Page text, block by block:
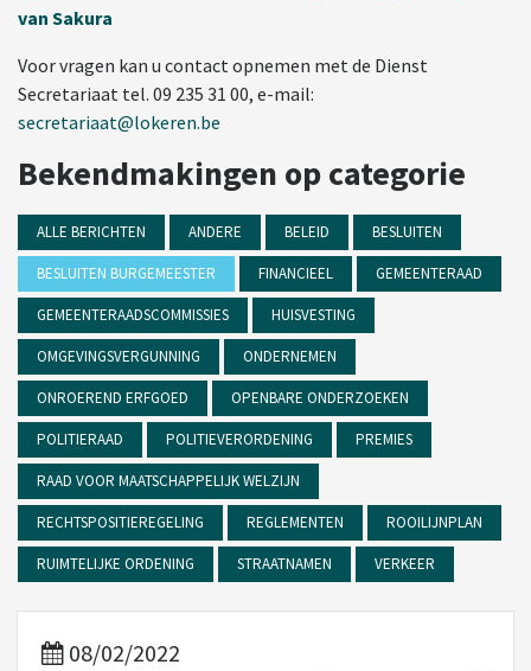
van Sakura
Voor vragen kan u contact opnemen met de Dienst
Secretariaat tel. 09 235 31 00, e-mail:
secretariaat@lokeren.be
Bekendmakingen op categorie
ALLE BERICHTEN ANDERE BELEID BESLUITEN
BESLUITEN BURGEMEESTER FINANCIEEL GEMEENTERAAD
GEMEENTERAADSCOMMISSIES HUISVESTING
OMGEVINGSVERGUNNING ONDERNEMEN
ONROEREND ERFGOED OPENBARE ONDERZOEKEN
POLITIERAAD POLITIEVERORDENING PREMIES
RAAD VOOR MAATSCHAPPELIJK WELZIJN
RECHTSPOSITIEREGELING REGLEMENTEN ROOILIJNPLAN
RUIMTELIJKE ORDENING STRAATNAMEN VERKEER
08/02/2022